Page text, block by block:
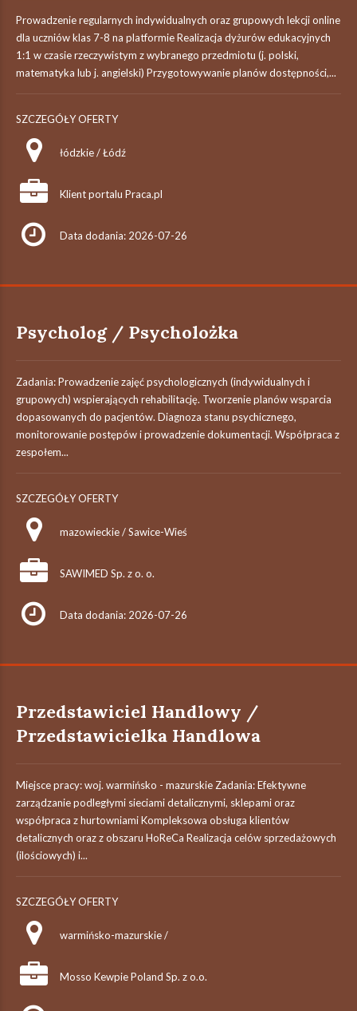
Prowadzenie regularnych indywidualnych oraz grupowych lekcji online
dla uczniów klas 7-8 na platformie Realizacja dyżurów edukacyjnych
1:1 w czasie rzeczywistym z wybranego przedmiotu (j. polski,
matematyka lub j. angielski) Przygotowywanie planów dostępności,...
SZCZEGÓŁY OFERTY
łódzkie / Łódź
Klient portalu Praca.pl
Data dodania: 2026-07-26
Psycholog / Psycholożka
Zadania: Prowadzenie zajęć psychologicznych (indywidualnych i
grupowych) wspierających rehabilitację. Tworzenie planów wsparcia
dopasowanych do pacjentów. Diagnoza stanu psychicznego,
monitorowanie postępów i prowadzenie dokumentacji. Współpraca z
zespołem...
SZCZEGÓŁY OFERTY
mazowieckie / Sawice-Wieś
SAWIMED Sp. z o. o.
Data dodania: 2026-07-26
Przedstawiciel Handlowy /
Przedstawicielka Handlowa
Miejsce pracy: woj. warmińsko - mazurskie Zadania: Efektywne
zarządzanie podległymi sieciami detalicznymi, sklepami oraz
współpraca z hurtowniami Kompleksowa obsługa klientów
detalicznych oraz z obszaru HoReCa Realizacja celów sprzedażowych
(ilościowych) i...
SZCZEGÓŁY OFERTY
warmińsko-mazurskie /
Mosso Kewpie Poland Sp. z o.o.